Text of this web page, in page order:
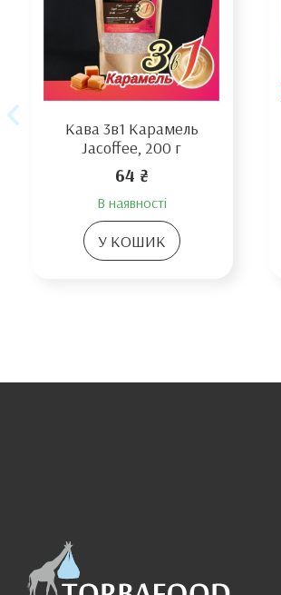
Кава 3в1 Карамель
Jacoffee, 200 г
64 ₴
В наявності
У КОШИК